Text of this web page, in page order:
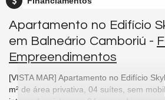
Apartamento no Edifício
em Balneário Camboriú -
Empreendimentos
[VISTA MAR] Apartamento no Edifício
m² de área privativa, 04 suítes, sem